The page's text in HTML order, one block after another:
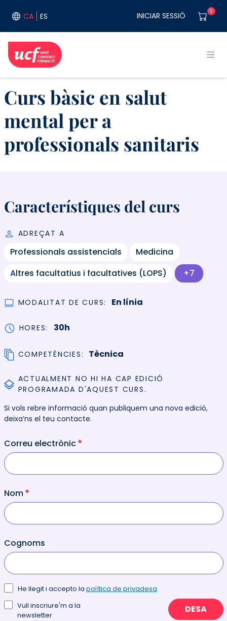
CA ES User
INICIAR SESSIÓ 0
Curs bàsic en salut
mental per a
professionals sanitaris
Característiques del curs
ADREÇAT A
Professionals assistencials
Medicina
Altres facultatius i facultatives (LOPS)
+7
MODALITAT DE CURS En línia
HORES 30h
COMPETÈNCIES Tècnica
ACTUALMENT NO HI HA CAP EDICIÓ
PROGRAMADA D'AQUEST CURS.
Si vols rebre informació quan publiquem una nova edició,
deixa’ns el teu contacte.
Correu electrònic
Nom
Cognoms
He llegit i accepto la política de privadesa.
Vull inscriure'm a la
newsletter
DESA